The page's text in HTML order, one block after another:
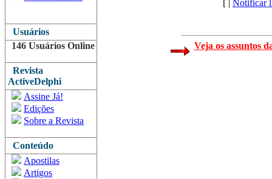
Usuários
146 Usuários Online
Revista
ActiveDelphi
Assine Já!
Edições
Sobre a Revista
Conteúdo
Apostilas
Artigos
[ | Notificar
Veja os assuntos